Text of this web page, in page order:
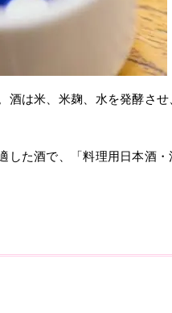
酒は米、米麹、水を発酵させ
した酒で、「料理用日本酒